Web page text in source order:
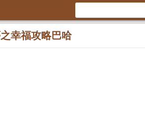
幸福攻略巴哈